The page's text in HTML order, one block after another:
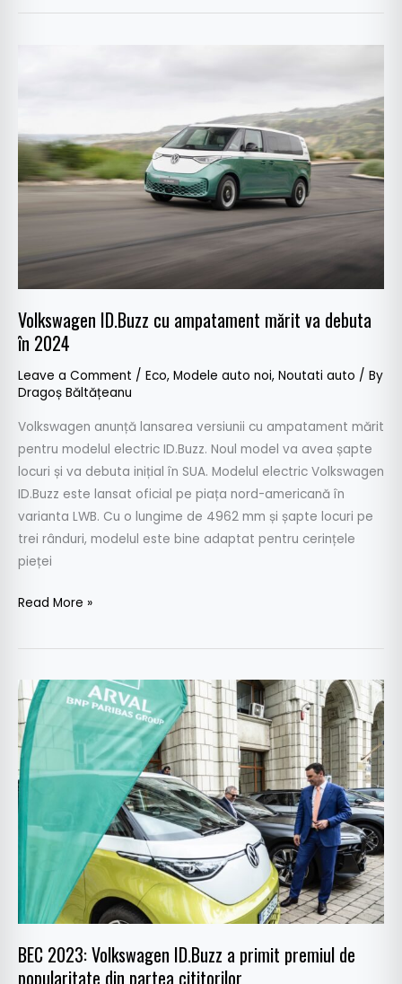
Volkswagen ID.Buzz cu ampatament mărit va debuta
în 2024
Leave a Comment / Eco, Modele auto noi, Noutati auto / By
Dragoș Băltățeanu
Volkswagen anunță lansarea versiunii cu ampatament mărit
pentru modelul electric ID.Buzz. Noul model va avea șapte
locuri și va debuta inițial în SUA. Modelul electric Volkswagen
ID.Buzz este lansat oficial pe piața nord-americană în
varianta LWB. Cu o lungime de 4962 mm și șapte locuri pe
trei rânduri, modelul este bine adaptat pentru cerințele
pieței
mărit
va
debuta
în
Read More »
BEC 2023: Volkswagen ID.Buzz a primit premiul de
popularitate din partea cititorilor
BEC
2023:
Volkswagen
ID.Buzz
a
primit
premiul
popularitate
partea